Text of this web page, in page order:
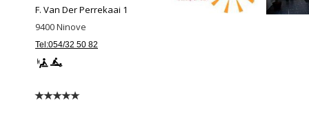
F. Van Der Perrekaai 1
9400Ninove
Tel:054/32 50 82